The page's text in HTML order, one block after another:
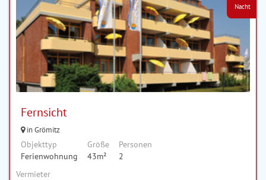
Fernsicht
in Grömitz
Objekttyp
Ferienwohnung
Größe
43m²
Personen
2
Nacht
Vermieter